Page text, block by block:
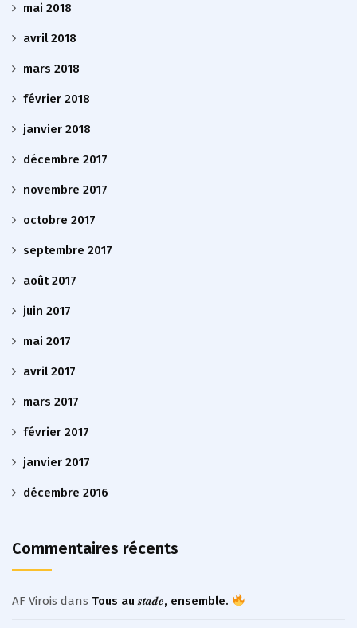
mai 2018
avril 2018
mars 2018
février 2018
janvier 2018
décembre 2017
novembre 2017
octobre 2017
septembre 2017
août 2017
juin 2017
mai 2017
avril 2017
mars 2017
février 2017
janvier 2017
décembre 2016
Commentaires récents
AF Virois dans Tous au 𝒔𝒕𝒂𝒅𝒆, ensemble.